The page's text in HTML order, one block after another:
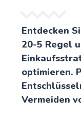
Entdecken
20-5 Regel
optimieren.
Vermeiden